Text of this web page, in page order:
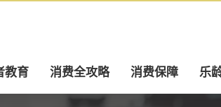
教育 消费全攻略 消费保障 乐